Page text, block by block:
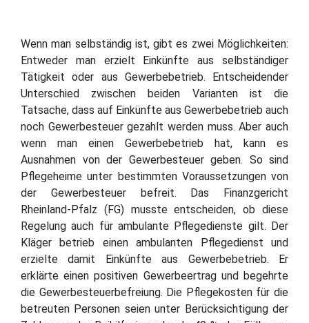
Wenn man selbständig ist, gibt es zwei Möglichkeiten:
Entweder man erzielt Einkünfte aus selbständiger
Tätigkeit oder aus Gewerbebetrieb. Entscheidender
Unterschied zwischen beiden Varianten ist die
Tatsache, dass auf Einkünfte aus Gewerbebetrieb auch
noch Gewerbesteuer gezahlt werden muss. Aber auch
wenn man einen Gewerbebetrieb hat, kann es
Ausnahmen von der Gewerbesteuer geben. So sind
Pflegeheime unter bestimmten Voraussetzungen von
der Gewerbesteuer befreit. Das Finanzgericht
Rheinland-Pfalz (FG) musste entscheiden, ob diese
Regelung auch für ambulante Pflegedienste gilt. Der
Kläger betrieb einen ambulanten Pflegedienst und
erzielte damit Einkünfte aus Gewerbebetrieb. Er
erklärte einen positiven Gewerbeertrag und begehrte
die Gewerbesteuerbefreiung. Die Pflegekosten für die
betreuten Personen seien unter Berücksichtigung der